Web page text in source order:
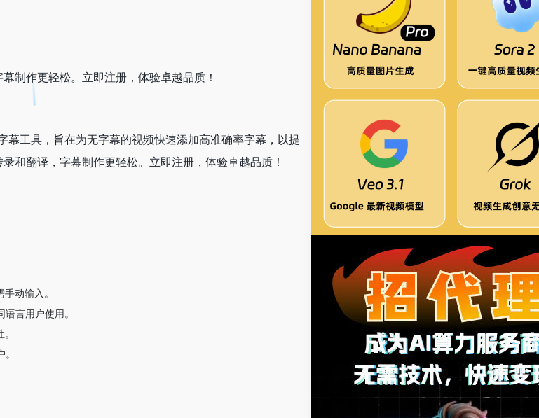
制作更轻松。立即注册，体验卓越品质！
工具，旨在为无字幕的视频快速添加高准确率字幕，以提
和翻译，字幕制作更轻松。立即注册，体验卓越品质！
动输入。
言用户使用。